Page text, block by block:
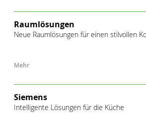
Raumlösungen
Neue Raumlösungen für einen stilvollen
Mehr
Siemens
Intelligente Lösungen für die Küche